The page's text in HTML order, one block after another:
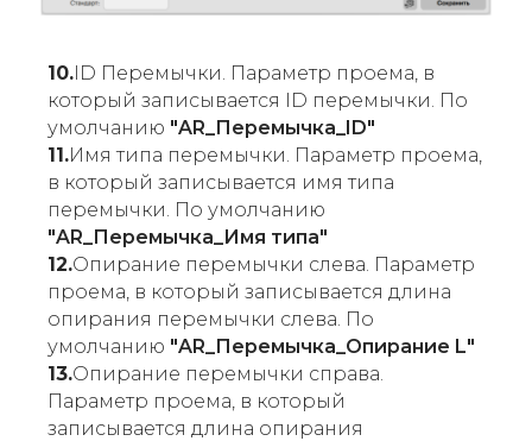
10.ID Перемычки. Параметр проема, в
который записывается ID перемычки. По
умолчанию "AR_Перемычка_ID"
11.Имя типа перемычки. Параметр проема,
в который записывается имя типа
перемычки. По умолчанию
"AR_Перемычка_Имя типа"
12.Опирание перемычки слева. Параметр
проема, в который записывается длина
опирания перемычки слева. По
умолчанию "AR_Перемычка_Опирание L"
13.Опирание перемычки справа.
Параметр проема, в который
записывается длина опирания